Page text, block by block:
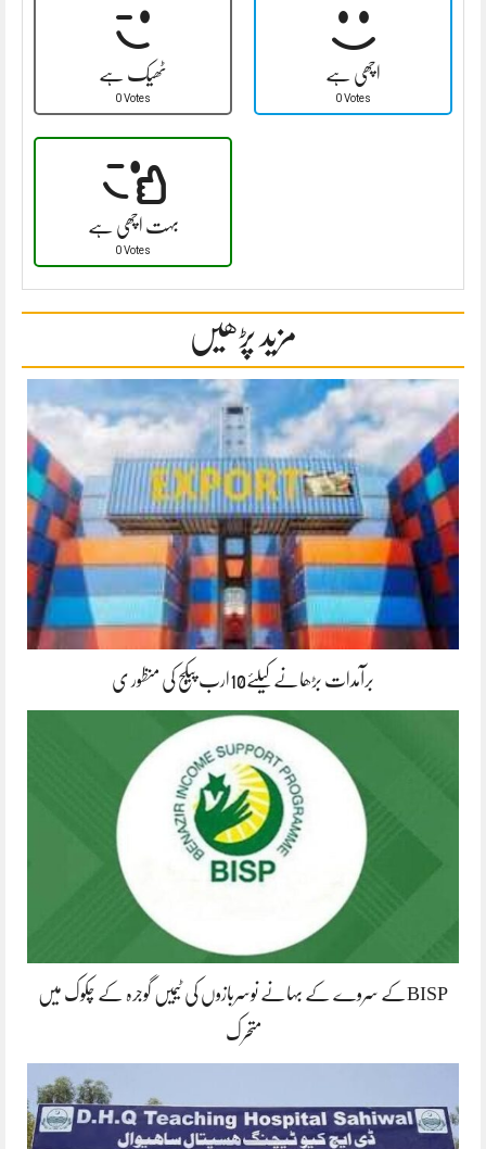
ٹھیک ہے
0 Votes
اچھی ہے
0 Votes
بہت اچھی ہے
0 Votes
مزید پڑھیں
برآمدات بڑھانے کیلئے10ارب پیکج کی منظور ی
BISPکے سروے کے بہانے نوسربازوں کی ٹیمیں گوجرہ کے چکوک میں
متحرک